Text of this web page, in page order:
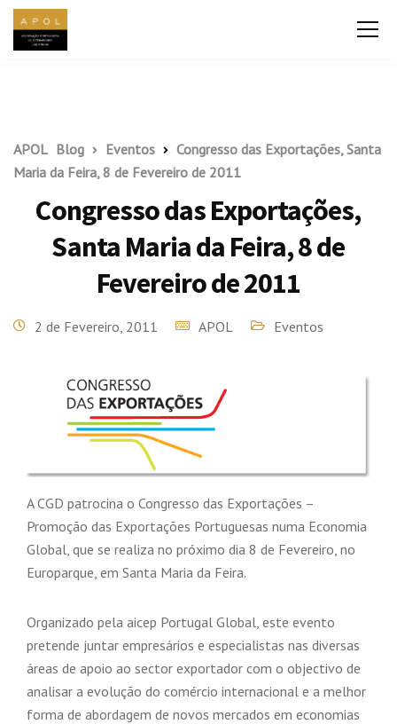
APOL Blog Eventos
Congresso das Exportações, Santa
Maria da Feira, 8 de Fevereiro de 2011
Congresso das Exportações,
Santa Maria da Feira, 8 de
Fevereiro de 2011
2 de Fevereiro, 2011 APOL Eventos
A CGD patrocina o Congresso das Exportações –
Promoção das Exportações Portuguesas numa Economia
Global, que se realiza no próximo dia 8 de Fevereiro, no
Europarque, em Santa Maria da Feira.
Organizado pela aicep Portugal Global, este evento
pretende juntar empresários e especialistas nas diversas
áreas de apoio ao sector exportador com o objectivo de
analisar a evolução do comércio internacional e a melhor
forma de abordagem de novos mercados em economias